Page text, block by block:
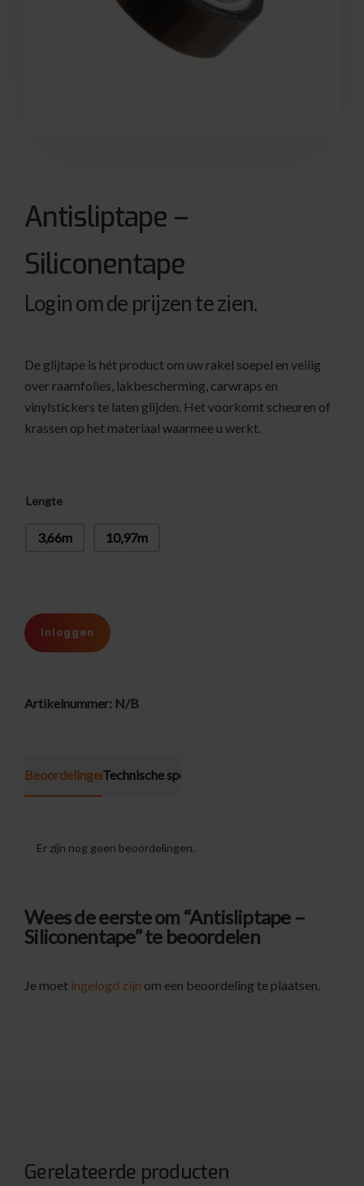
Antisliptape –
Siliconentape
Login om de prijzen te zien.
De glijtape is hét product om uw rakel soepel en veilig
over raamfolies, lakbescherming, carwraps en
vinylstickers te laten glijden. Het voorkomt scheuren of
krassen op het materiaal waarmee u werkt.
Lengte
3,66m 10,97m
Inloggen
Artikelnummer: N/B
Beoordelingen (0)Technische specificatie
Er zijn nog geen beoordelingen.
Wees de eerste om “Antisliptape –
Siliconentape” te beoordelen
Je moet ingelogd zijn om een beoordeling te plaatsen.
Gerelateerde producten